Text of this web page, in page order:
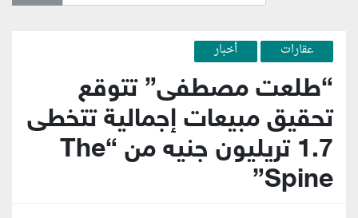
عقارات أخبار
“طلعت مصطفى” تتوقع
تحقيق مبيعات إجمالية تتخطى
1.7 تريليون جنيه من “The
Spine”